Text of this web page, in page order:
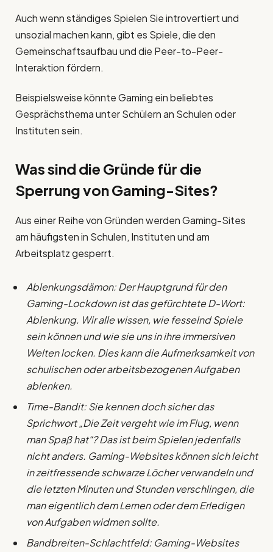
Auch wenn ständiges Spielen Sie introvertiert und
unsozial machen kann, gibt es Spiele, die den
Gemeinschaftsaufbau und die Peer-to-Peer-
Interaktion fördern.
Beispielsweise könnte Gaming ein beliebtes
Gesprächsthema unter Schülern an Schulen oder
Instituten sein.
Was sind die Gründe für die
Sperrung von Gaming-Sites?
Aus einer Reihe von Gründen werden Gaming-Sites
am häufigsten in Schulen, Instituten und am
Arbeitsplatz gesperrt.
Ablenkungsdämon: Der Hauptgrund für den
Gaming-Lockdown ist das gefürchtete D-Wort:
Ablenkung. Wir alle wissen, wie fesselnd Spiele
sein können und wie sie uns in ihre immersiven
Welten locken. Dies kann die Aufmerksamkeit von
schulischen oder arbeitsbezogenen Aufgaben
ablenken.
Time-Bandit: Sie kennen doch sicher das
Sprichwort „Die Zeit vergeht wie im Flug, wenn
man Spaß hat“? Das ist beim Spielen jedenfalls
nicht anders. Gaming-Websites können sich leicht
in zeitfressende schwarze Löcher verwandeln und
die letzten Minuten und Stunden verschlingen, die
man eigentlich dem Lernen oder dem Erledigen
von Aufgaben widmen sollte.
Bandbreiten-Schlachtfeld: Gaming-Websites